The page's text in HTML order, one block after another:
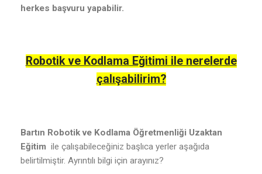
herkes başvuru yapabilir.
Robotik ve Kodlama Eğitimi ile nerelerde
çalışabilirim?
Bartın Robotik ve Kodlama Öğretmenliği Uzaktan
Eğitim ile çalışabileceğiniz başlıca yerler aşağıda
belirtilmiştir. Ayrıntılı bilgi için arayınız?